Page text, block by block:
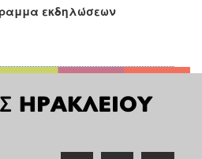
εκδηλώσεων